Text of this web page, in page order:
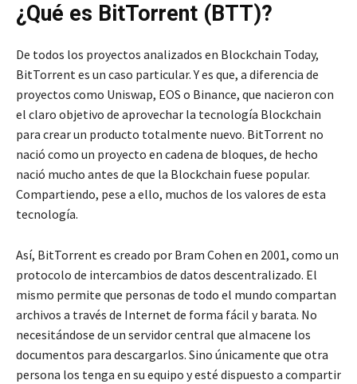
¿Qué es BitTorrent (BTT)?
De todos los proyectos analizados en Blockchain Today,
BitTorrent es un caso particular. Y es que, a diferencia de
proyectos como Uniswap, EOS o Binance, que nacieron con
el claro objetivo de aprovechar la tecnología Blockchain
para crear un producto totalmente nuevo. BitTorrent no
nació como un proyecto en cadena de bloques, de hecho
nació mucho antes de que la Blockchain fuese popular.
Compartiendo, pese a ello, muchos de los valores de esta
tecnología.
Así, BitTorrent es creado por Bram Cohen en 2001, como un
protocolo de intercambios de datos descentralizado. El
mismo permite que personas de todo el mundo compartan
archivos a través de Internet de forma fácil y barata. No
necesitándose de un servidor central que almacene los
documentos para descargarlos. Sino únicamente que otra
persona los tenga en su equipo y esté dispuesto a compartir